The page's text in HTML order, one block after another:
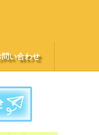
問い合わせ